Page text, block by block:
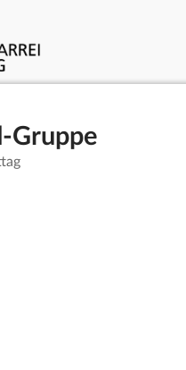
Gruppe